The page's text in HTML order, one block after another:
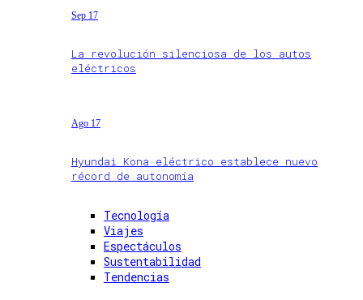
Sep 17
La revolución silenciosa de los autos
eléctricos
Ago 17
Hyundai Kona eléctrico establece nuevo
récord de autonomía
Tecnología
Viajes
Espectáculos
Sustentabilidad
Tendencias